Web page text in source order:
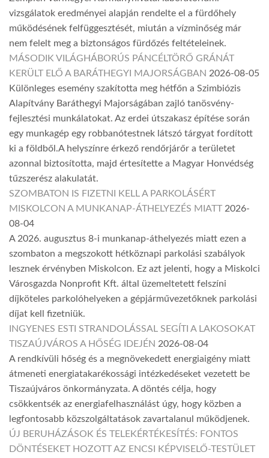
vizsgálatok eredményei alapján rendelte el a fürdőhely
működésének felfüggesztését, miután a vízminőség már
nem felelt meg a biztonságos fürdőzés feltételeinek.
MÁSODIK VILÁGHÁBORÚS PÁNCÉLTÖRŐ GRÁNÁT
KERÜLT ELŐ A BARÁTHEGYI MAJORSÁGBAN 2026-08-05
Különleges esemény szakította meg hétfőn a Szimbiózis
Alapítvány Baráthegyi Majorságában zajló tanösvény-
fejlesztési munkálatokat. Az erdei útszakasz építése során
egy munkagép egy robbanótestnek látszó tárgyat fordított
ki a földből.A helyszínre érkező rendőrjárőr a területet
azonnal biztosította, majd értesítette a Magyar Honvédség
tűzszerész alakulatát.
SZOMBATON IS FIZETNI KELL A PARKOLÁSÉRT
MISKOLCON A MUNKANAP-ÁTHELYEZÉS MIATT 2026-
08-04
A 2026. augusztus 8-i munkanap-áthelyezés miatt ezen a
szombaton a megszokott hétköznapi parkolási szabályok
lesznek érvényben Miskolcon. Ez azt jelenti, hogy a Miskolci
Városgazda Nonprofit Kft. által üzemeltetett felszíni
díjköteles parkolóhelyeken a gépjárművezetőknek parkolási
díjat kell fizetniük.
INGYENES ESTI STRANDOLÁSSAL SEGÍTI A LAKOSOKAT
TISZAÚJVÁROS A HŐSÉG IDEJÉN 2026-08-04
A rendkívüli hőség és a megnövekedett energiaigény miatt
átmeneti energiatakarékossági intézkedéseket vezetett be
Tiszaújváros önkormányzata. A döntés célja, hogy
csökkentsék az energiafelhasználást úgy, hogy közben a
legfontosabb közszolgáltatások zavartalanul működjenek.
ÚJ BERUHÁZÁSOK ÉS TELEKÉRTÉKESÍTÉS: FONTOS
DÖNTÉSEKET HOZOTT AZ ENCSI KÉPVISELŐ-TESTÜLET